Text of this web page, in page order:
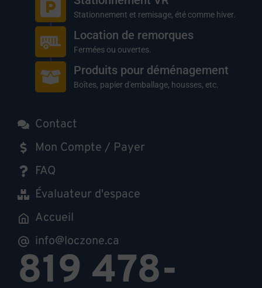
Stationnement et remisage, été comme hiver.
Location de remorques
Fermées ou ouvertes.
Produits pour déménagement
Boîtes, papier d'emballage, housses, etc.
Contact
Mon Compte / Payer
FAQ
Évaluateur d'espace
Accueil
info@loczone.ca
819 478-
Découvrez notre NOUVEAU service de
déménagement